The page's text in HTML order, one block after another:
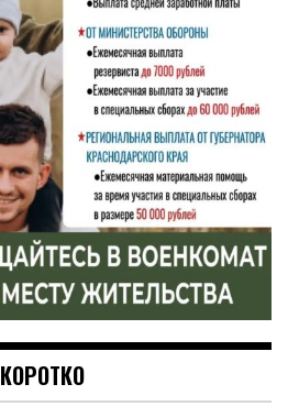
КОРОТКО